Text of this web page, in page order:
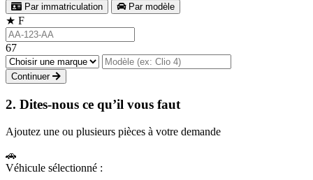
Par immatriculation Par modèle
★ F
67
Continuer
2. Dites-nous ce qu’il vous faut
Ajoutez une ou plusieurs pièces à votre demande
🚗
Véhicule sélectionné :